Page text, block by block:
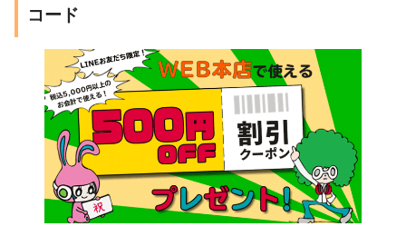
コード